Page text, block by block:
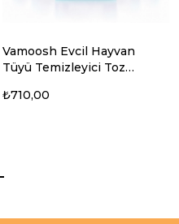
Vamoosh Evcil Hayvan
Tüyü Temizleyici Toz
₺710,00